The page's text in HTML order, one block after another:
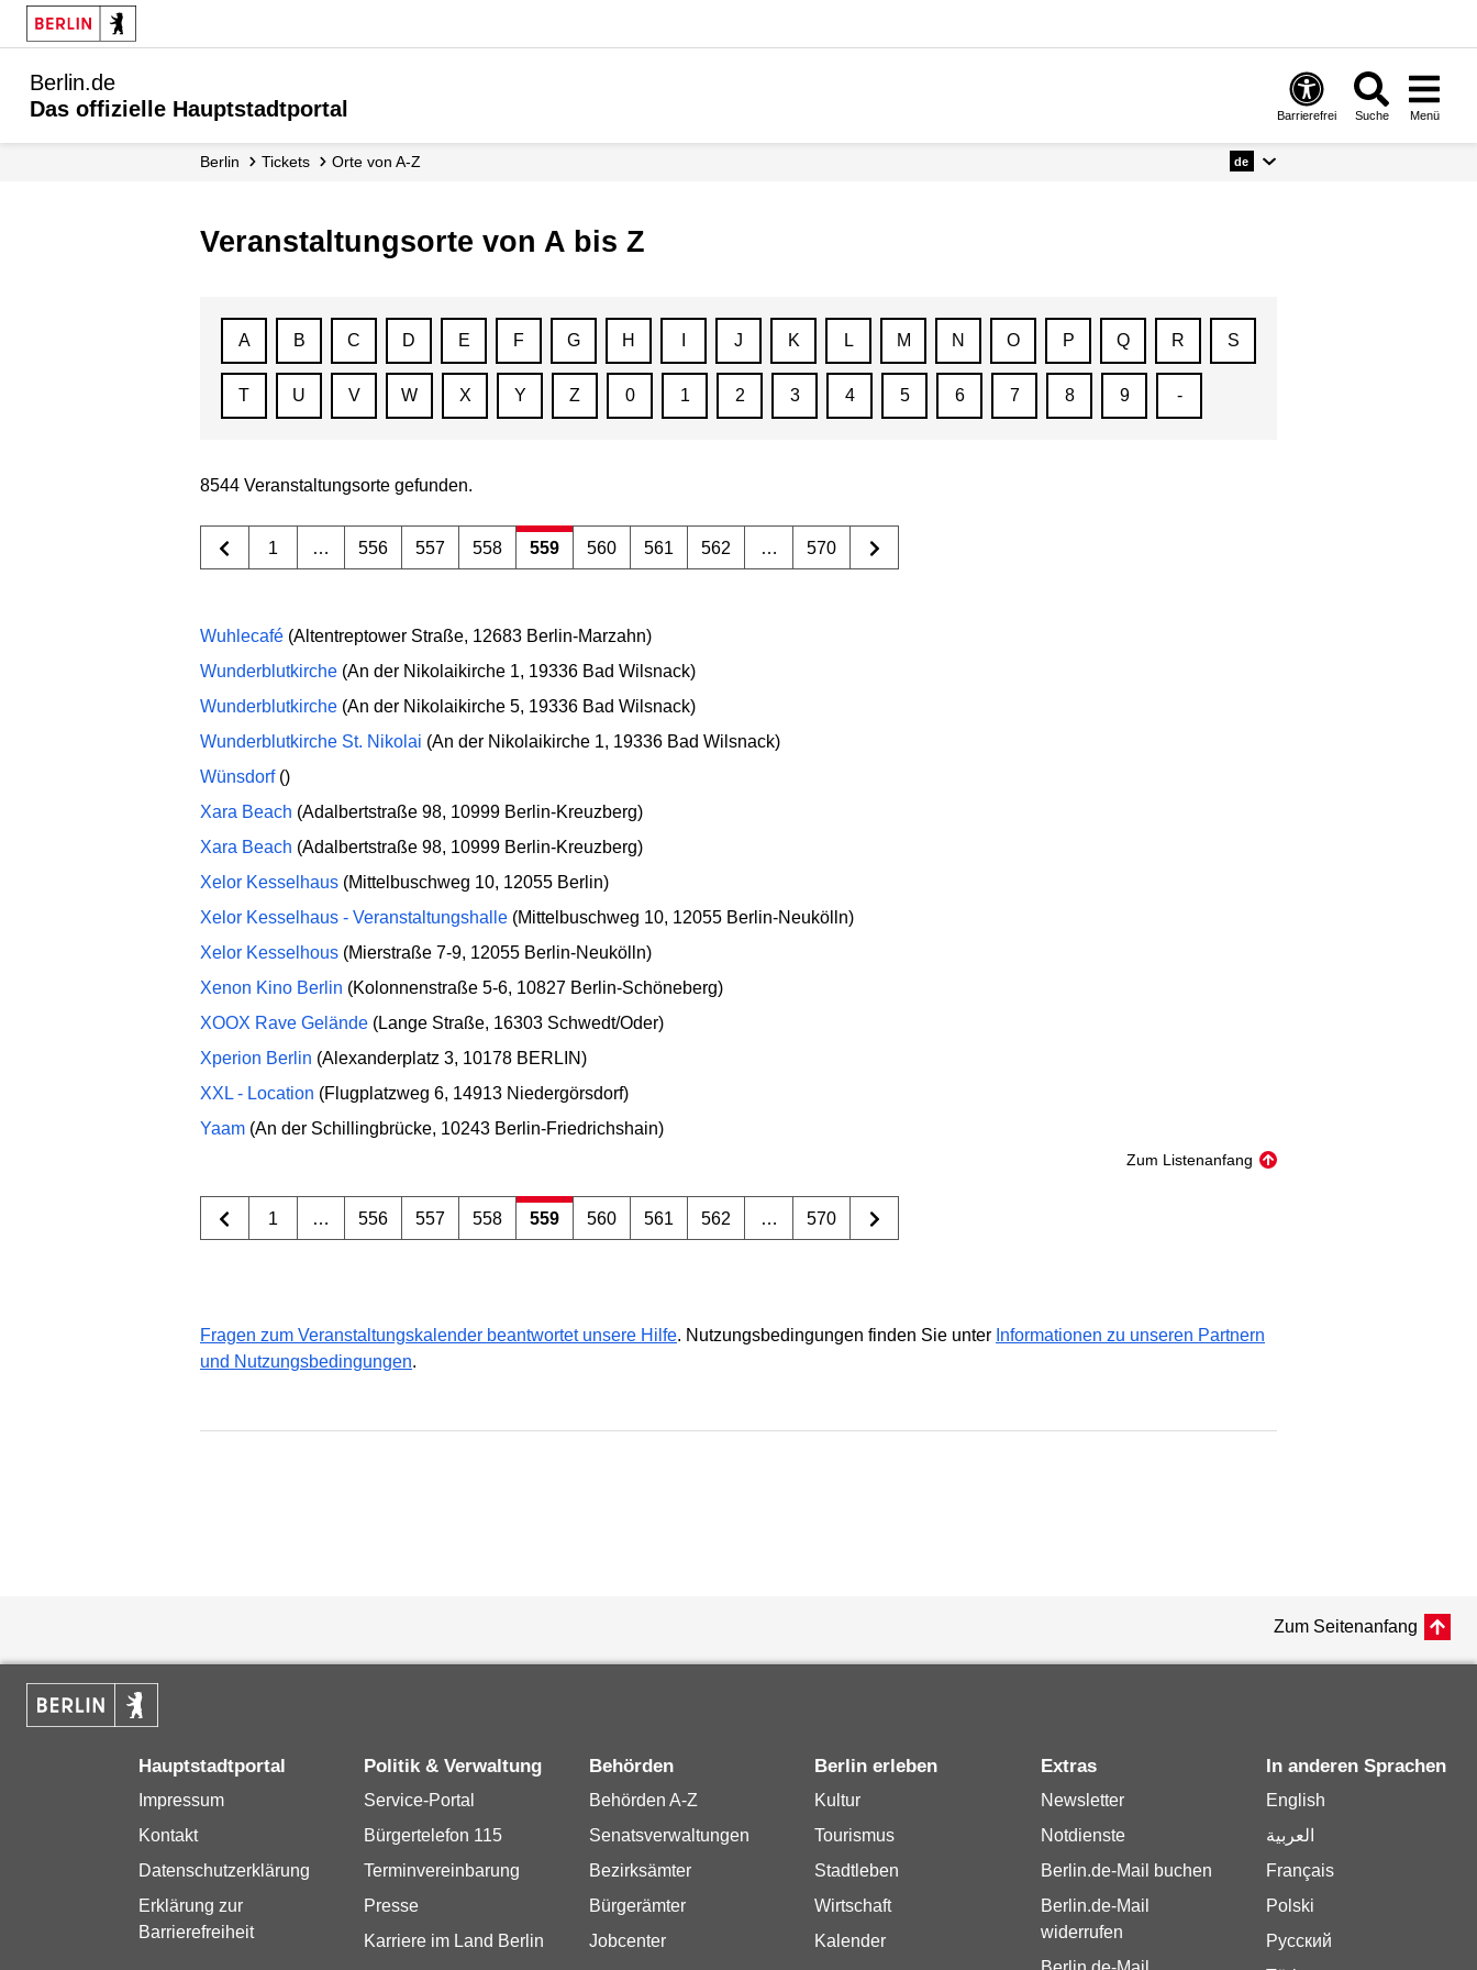
Berlin.de
Das offizielle Hauptstadtportal
Barrierefrei Suche Menü
Berlin Tickets Orte von A-Z de
Veranstaltungsorte von A bis Z
A B C D E F G H J K L M N O P Q R S
T U V W X Y Z 0 1 2 3 4 5 6 7 8 9 -
8544 Veranstaltungsorte gefunden.
1 … 556 557 558 559 560 561 562 … 570
Wuhlecafé (Altentreptower Straße, 12683 Berlin-Marzahn)
Wunderblutkirche (An der Nikolaikirche 1, 19336 Bad Wilsnack)
Wunderblutkirche (An der Nikolaikirche 5, 19336 Bad Wilsnack)
Wunderblutkirche St. Nikolai (An der Nikolaikirche 1, 19336 Bad Wilsnack)
Wünsdorf()
Xara Beach (Adalbertstraße 98, 10999 Berlin-Kreuzberg)
Xara Beach (Adalbertstraße 98, 10999 Berlin-Kreuzberg)
Xelor Kesselhaus (Mittelbuschweg 10, 12055 Berlin)
Xelor Kesselhaus - Veranstaltungshalle (Mittelbuschweg 10, 12055 Berlin-Neukölln)
Xelor Kesselhous (Mierstraße 7-9, 12055 Berlin-Neukölln)
Xenon Kino Berlin (Kolonnenstraße 5-6, 10827 Berlin-Schöneberg)
XOOX Rave Gelände (Lange Straße, 16303 Schwedt/Oder)
Xperion Berlin (Alexanderplatz 3, 10178 BERLIN)
XXL - Location (Flugplatzweg 6, 14913 Niedergörsdorf)
Yaam (An der Schillingbrücke, 10243 Berlin-Friedrichshain)
Zum Listenanfang
1 … 556 557 558 559 560 561 562 … 570
Fragen zum Veranstaltungskalender beantwortet unsere Hilfe. Nutzungsbedingungen finden Sie unter Informationen zu unseren Partnern
und Nutzungsbedingungen.
Zum Seitenanfang
Hauptstadtportal
Impressum
Kontakt
Datenschutzerklärung
Erklärung zur
Barrierefreiheit
Politik & Verwaltung
Service-Portal
Bürgertelefon 115
Terminvereinbarung
Presse
Karriere im Land Berlin
Behörden
Behörden A-Z
Senatsverwaltungen
Bezirksämter
Bürgerämter
Jobcenter
Berlin erleben
Kultur
Tourismus
Stadtleben
Wirtschaft
Kalender
Extras
Newsletter
Notdienste
Berlin.de-Mail buchen
Berlin.de-Mail
widerrufen
In anderen Sprachen
English
العربية
Français
Polski
Русский